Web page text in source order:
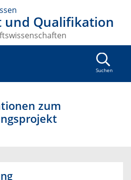
Qualifikation
Suchen
zum